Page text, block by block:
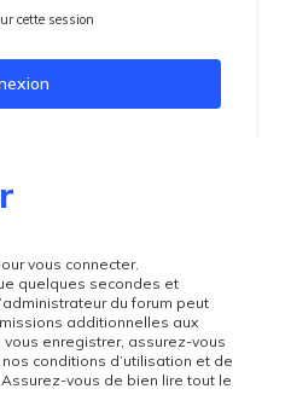
cette session
vous connecter.
quelques secondes et
du forum peut
additionnelles aux
enregistrer, assurez-vous
conditions d’utilisation et de
vous de bien lire tout le